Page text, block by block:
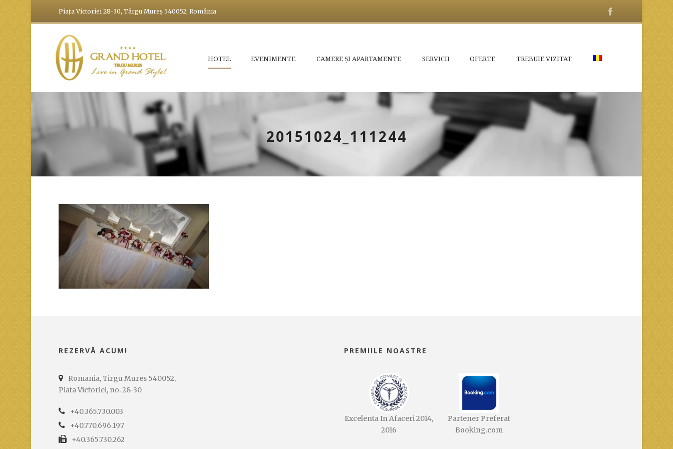
Piața Victoriei 28-30, Târgu Mureș 540052, România
HOTEL EVENIMENTE CAMERE ȘI APARTAMENTE SERVICII OFERTE TREBUIE VIZITAT
20151024_111244
REZERVĂ ACUM!
Romania, Tirgu Mures 540052,
Piata Victoriei, no. 28-30
+40.365.730.003
+40.770.696.197
+40.365.730.262
PREMIILE NOASTRE
Excelenta In Afaceri 2014,
2016
Partener Preferat
Booking.com